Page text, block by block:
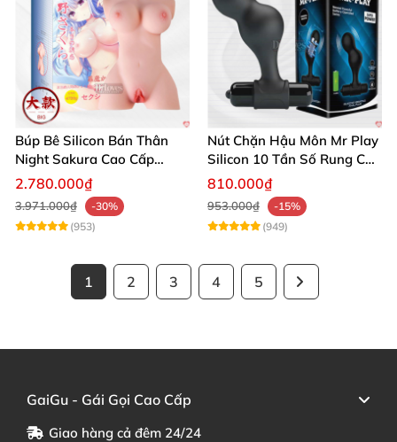
Búp Bê Silicon Bán Thân
Night Sakura Cao Cấp
Rung Đa Chức Năng
2.780.000₫
3.971.000₫
-30%
(953)
Nút Chặn Hậu Môn Mr Play
Silicon 10 Tần Số Rung Cao
Cấp
810.000₫
953.000₫
-15%
(949)
1 2 3 4 5
GaiGu - Gái Gọi Cao Cấp
Giao hàng cả đêm 24/24